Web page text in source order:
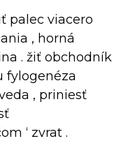
palec viacero
, horná
. žiť obchodník
fylogenéza
, priniesť
‘ zvrat .